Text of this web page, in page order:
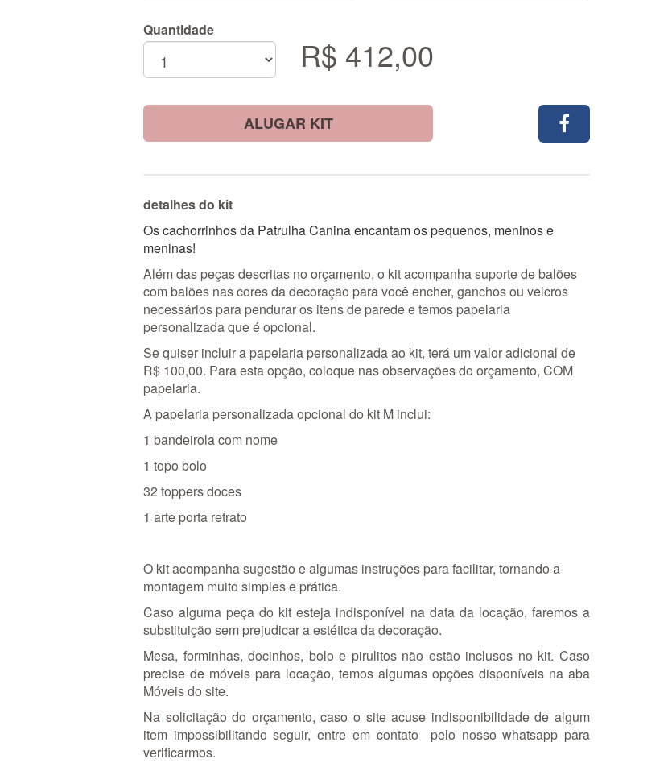
Quantidade
R$ 412,00
ALUGAR KIT
detalhes do kit
Os cachorrinhos da Patrulha Canina encantam os pequenos, meninos e
meninas!
Além das peças descritas no orçamento, o kit acompanha suporte de balões
com balões nas cores da decoração para você encher, ganchos ou velcros
necessários para pendurar os itens de parede e temos papelaria
personalizada que é opcional.
Se quiser incluir a papelaria personalizada ao kit, terá um valor adicional de
R$ 100,00. Para esta opção, coloque nas observações do orçamento, COM
papelaria.
A papelaria personalizada opcional do kit M inclui:
1 bandeirola com nome
1 topo bolo
32 toppers doces
1 arte porta retrato
O kit acompanha sugestão e algumas instruções para facilitar, tornando a
montagem muito simples e prática.
Caso alguma peça do kit esteja indisponível na data da locação, faremos a
substituição sem prejudicar a estética da decoração.
Mesa, forminhas, docinhos, bolo e pirulitos não estão inclusos no kit. Caso
precise de móveis para locação, temos algumas opções disponíveis na aba
Móveis do site.
Na solicitação do orçamento, caso o site acuse indisponibilidade de algum
item impossibilitando seguir, entre em contato pelo nosso whatsapp para
verificarmos.